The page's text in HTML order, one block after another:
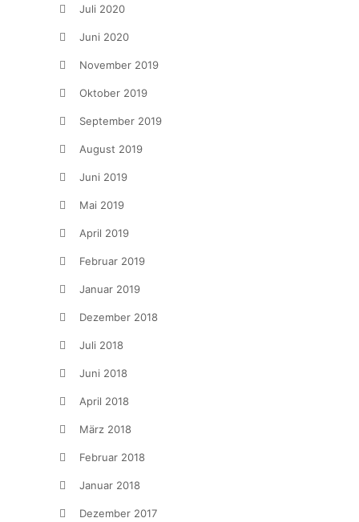
Juli 2020
Juni 2020
November 2019
Oktober 2019
September 2019
August 2019
Juni 2019
Mai 2019
April 2019
Februar 2019
Januar 2019
Dezember 2018
Juli 2018
Juni 2018
April 2018
März 2018
Februar 2018
Januar 2018
Dezember 2017